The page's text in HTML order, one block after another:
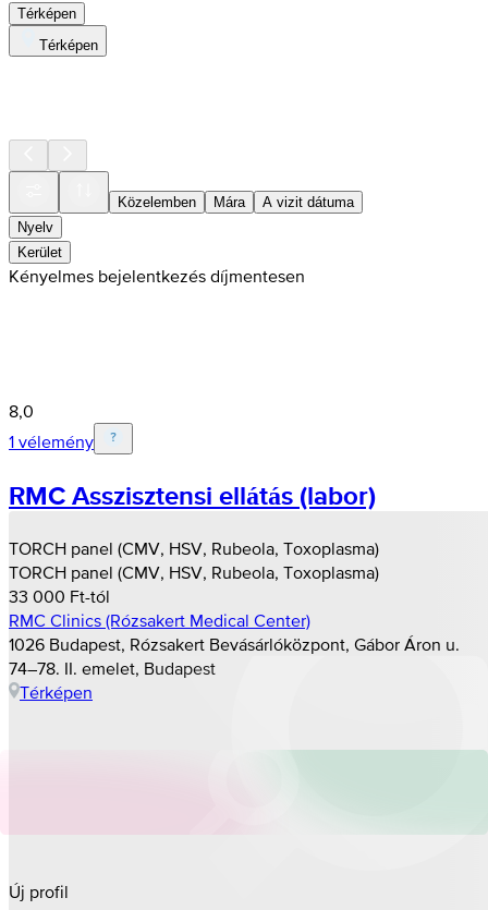
Térképen
Térképen
Közelemben Mára
A vizit dátuma
Nyelv
Kerület
Kényelmes bejelentkezés díjmentesen
8,0
1 vélemény
RMC Asszisztensi ellátás (labor)
TORCH panel (CMV, HSV, Rubeola, Toxoplasma)
TORCH panel (CMV, HSV, Rubeola, Toxoplasma)
33 000 Ft-tól
RMC Clinics (Rózsakert Medical Center)
1026 Budapest, Rózsakert Bevásárlóközpont, Gábor Áron u.
74–78. II. emelet, Budapest
Térképen
Új profil